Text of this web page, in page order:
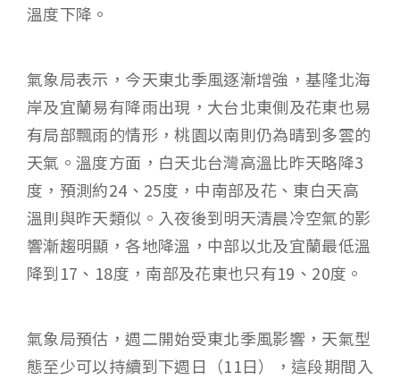
溫度下降。
氣象局表示，今天東北季風逐漸增強，基隆北海
岸及宜蘭易有降雨出現，大台北東側及花東也易
有局部飄雨的情形，桃園以南則仍為晴到多雲的
天氣。溫度方面，白天北台灣高溫比昨天略降3
度，預測約24、25度，中南部及花、東白天高
溫則與昨天類似。入夜後到明天清晨冷空氣的影
響漸趨明顯，各地降溫，中部以北及宜蘭最低溫
降到17、18度，南部及花東也只有19、20度。
氣象局預估，週二開始受東北季風影響，天氣型
態至少可以持續到下週日（11日），這段期間入